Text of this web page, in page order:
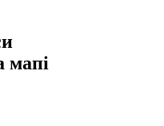
мапі